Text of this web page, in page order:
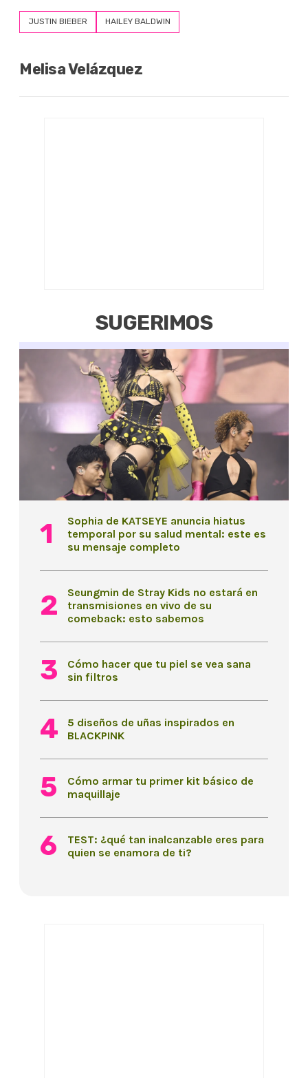
JUSTIN BIEBER HAILEY BALDWIN
Melisa Velázquez
SUGERIMOS
Sophia de KATSEYE anuncia hiatus
temporal por su salud mental: este es
su mensaje completo
Seungmin de Stray Kids no estará en
transmisiones en vivo de su
comeback: esto sabemos
Cómo hacer que tu piel se vea sana
sin filtros
5 diseños de uñas inspirados en
BLACKPINK
Cómo armar tu primer kit básico de
maquillaje
TEST: ¿qué tan inalcanzable eres para
quien se enamora de ti?